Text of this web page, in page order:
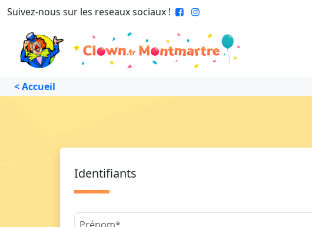
Suivez-nous sur les reseaux sociaux !
< Accueil
Identifiants